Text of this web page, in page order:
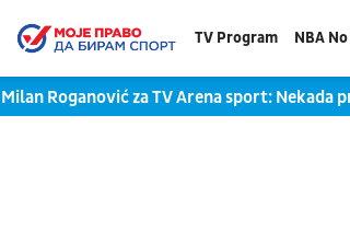
TV Program NBA
Milan Roganović za TV Arena sport: Nekada